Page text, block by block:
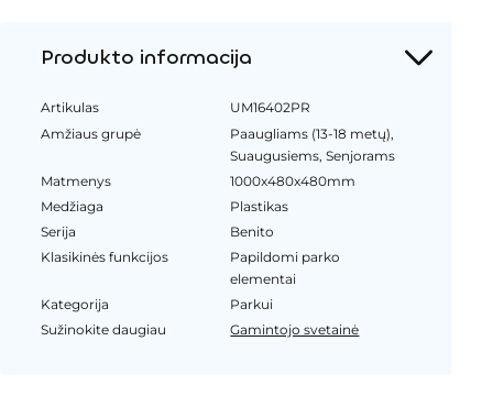
Produkto informacija
Artikulas
UM16402PR
Amžiaus grupė
Paaugliams (13-18 metų),
Suaugusiems, Senjorams
Matmenys
1000x480x480mm
Medžiaga
Plastikas
Serija
Benito
Klasikinės funkcijos
Papildomi parko
elementai
Kategorija
Parkui
Sužinokite daugiau
Gamintojo svetainė